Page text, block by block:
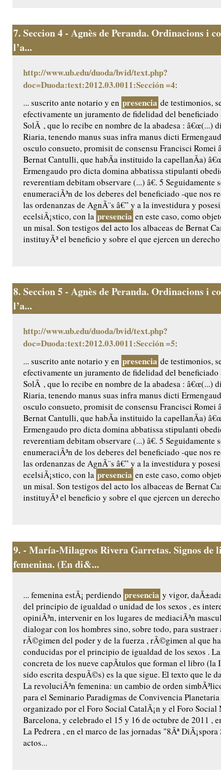
7. Seccion 4 - Agnès de Peranda. Ordinacions i
l’a...
http://www.ub.edu/duoda/bvid/text.php?
doc=Duoda:text:2012.03.0011:Sección =4:
... suscrito ante notario y en presencia de testimonios,
efectivamente un juramento de fidelidad del beneficiado
SolÃ , que lo recibe en nombre de la abadesa : â€œ(...)
Riaria, tenendo manus suas infra manus dicti
osculo consueto, promisit de consensu Francisci Romei
Bernat Cantulli, que habÃ­a instituido la capellanÃ­a)
Ermengaudo pro dicta domina abbatissa stipulanti
reverentiam debitam observare (...) â€. 5 Seguidamente
enumeraciÃ³n de los deberes del beneficiado -que nos
las ordenanzas de AgnÃ¨s â€” y a la investidura y
ecelsiÃ¡stico, con la presencia en este caso, como
un misal. Son testigos del acto los albaceas de Bernat
instituyÃ³ el beneficio y sobre el que ejercen un
8. Seccion 5 - Agnès de Peranda. Ordinacions i
l’a...
http://www.ub.edu/duoda/bvid/text.php?
doc=Duoda:text:2012.03.0011:Sección =5:
... suscrito ante notario y en presencia de testimonios,
efectivamente un juramento de fidelidad del beneficiado
SolÃ , que lo recibe en nombre de la abadesa : â€œ(...)
Riaria, tenendo manus suas infra manus dicti
osculo consueto, promisit de consensu Francisci Romei
Bernat Cantulli, que habÃ­a instituido la capellanÃ­a)
Ermengaudo pro dicta domina abbatissa stipulanti
reverentiam debitam observare (...) â€. 5 Seguidamente
enumeraciÃ³n de los deberes del beneficiado -que nos
las ordenanzas de AgnÃ¨s â€” y a la investidura y
ecelsiÃ¡stico, con la presencia en este caso, como
un misal. Son testigos del acto los albaceas de Bernat
instituyÃ³ el beneficio y sobre el que ejercen un
9. - María-Milagros Rivera Garretas. Signos de
femenina. (En di&...
... femenina estÃ¡ perdiendo presencia y vigor,
del principio de igualdad o unidad de los sexos , es
opiniÃ³n, intervenir en los lugares de mediaciÃ³n
dialogar con los hombres sino, sobre todo, para sustraer
rÃ©gimen del poder y de la fuerza , rÃ©gimen al que
conducidas por el principio de igualdad de los sexos .
concreta de los nueve capÃ­tulos que forman el libro (la
sido escrita despuÃ©s) es la que sigue. El texto que le
La revoluciÃ³n femenina: un cambio de orden
para el Seminario Paradigmas de Convivencia
organizado por el Foro Social CatalÃ¡n y el Foro Social
Barcelona, y celebrado el 15 y 16 de octubre de 2011 ,
La Pedrera , en el marco de las jornadas "8Âª
actos...